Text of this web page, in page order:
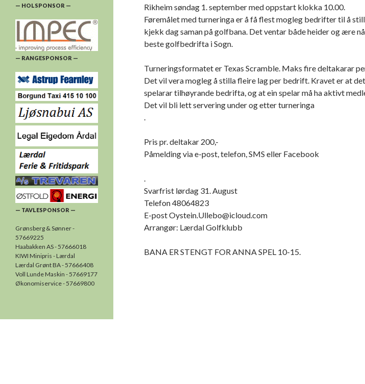
Rikheim søndag 1. september med oppstart klokka 10.00.
Føremålet med turneringa er å få flest mogleg bedrifter til å
kjekk dag saman på golfbana. Det ventar både heider og ære
beste golfbedrifta i Sogn.
Turneringsformatet er Texas Scramble. Maks fire deltakarar
Det vil vera mogleg å stilla fleire lag per bedrift. Kravet er at
spelarar tilhøyrande bedrifta, og at ein spelar må ha aktivt
Det vil bli lett servering under og etter turneringa
.
Pris pr. deltakar 200,-
Påmelding via e-post, telefon, SMS eller Facebook
.
Svarfrist lørdag 31. August
Telefon 48064823
E-post Oystein.Ullebo@icloud.com
Arrangør: Lærdal Golfklubb
BANA ER STENGT FOR ANNA SPEL 10-15.
— HOLSPONSOR —
— RANGESPONSOR —
— TAVLESPONSOR —
Grønsberg & Sønner -
57669225
Haabakken AS - 57666018
KIWI Minipris - Lærdal
Lærdal Grønt BA - 57666408
Voll Lunde Maskin - 57669177
Økonomiservice - 57669800